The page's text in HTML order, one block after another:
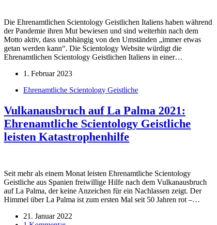
Die Ehrenamtlichen Scientology Geistlichen Italiens haben während
der Pandemie ihren Mut bewiesen und sind weiterhin nach dem
Motto aktiv, dass unabhängig von den Umständen „immer etwas
getan werden kann“. Die Scientology Website würdigt die
Ehrenamtlichen Scientology Geistlichen Italiens in einer…
1. Februar 2023
Ehrenamtliche Scientology Geistliche
Vulkanausbruch auf La Palma 2021:
Ehrenamtliche Scientology Geistliche
leisten Katastrophenhilfe
Seit mehr als einem Monat leisten Ehrenamtliche Scientology
Geistliche aus Spanien freiwillige Hilfe nach dem Vulkanausbruch
auf La Palma, der keine Anzeichen für ein Nachlassen zeigt. Der
Himmel über La Palma ist zum ersten Mal seit 50 Jahren rot –…
21. Januar 2022